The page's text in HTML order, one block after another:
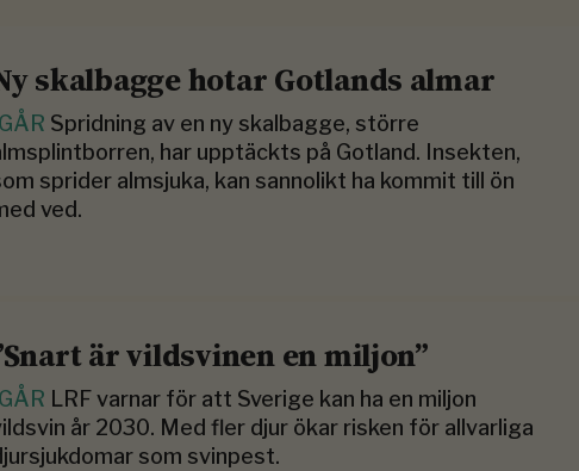
skalbagge hotar Gotlands almar
IGÅR Spridning av en ny skalbagge, större
har upptäckts på Gotland. Insekten,
sprider almsjuka, kan sannolikt ha kommit till ön
ved.
är vildsvinen en miljon”
IGÅR LRF varnar för att Sverige kan ha en miljon
år 2030. Med fler djur ökar risken för allvarliga
som svinpest.